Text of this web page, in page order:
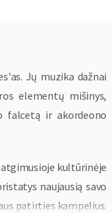
Jų muzika dažnai
elementų mišinys,
falcetą ir akordeono
atgimusioje kultūrinėje
naujausią savo
patirties kampelius.